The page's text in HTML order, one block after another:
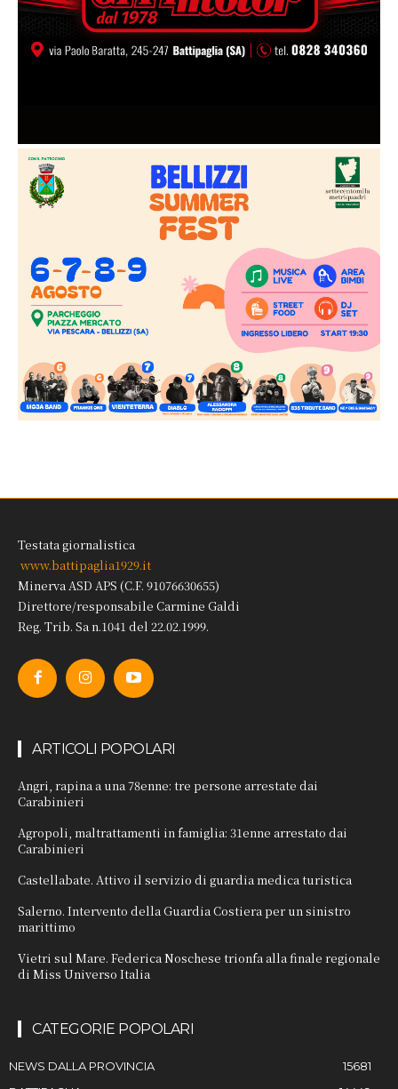
Testata giornalistica
www.battipaglia1929.it
Minerva ASD APS (C.F. 91076630655)
Direttore/responsabile Carmine Galdi
Reg. Trib. Sa n.1041 del 22.02.1999.
ARTICOLI POPOLARI
Angri, rapina a una 78enne: tre persone arrestate dai
Carabinieri
Agropoli, maltrattamenti in famiglia: 31enne arrestato dai
Carabinieri
Castellabate. Attivo il servizio di guardia medica turistica
Salerno. Intervento della Guardia Costiera per un sinistro
marittimo
Vietri sul Mare. Federica Noschese trionfa alla finale regionale
di Miss Universo Italia
CATEGORIE POPOLARI
NEWS DALLA PROVINCIA
15681